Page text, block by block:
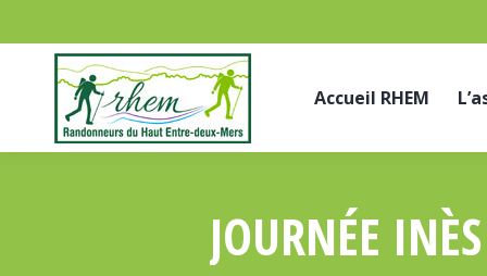
Accueil RHEM
JOURNÉE